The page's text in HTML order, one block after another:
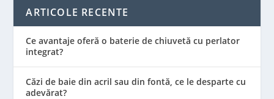
ARTICOLE RECENTE
Ce avantaje oferă o baterie de chiuvetă cu perlator
integrat?
Căzi de baie din acril sau din fontă, ce le desparte cu
adevărat?